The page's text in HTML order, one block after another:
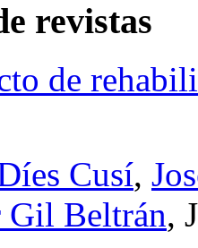
revistas
de
Cusí,
Gil Beltrán,